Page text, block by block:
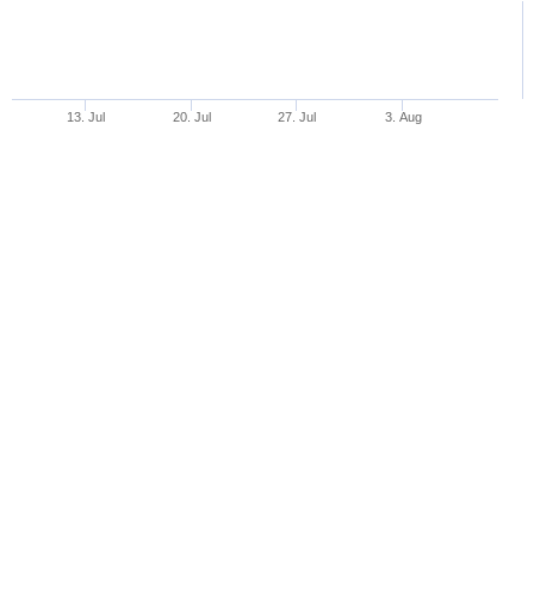
13. Jul 20. Jul 27. Jul 3. Aug